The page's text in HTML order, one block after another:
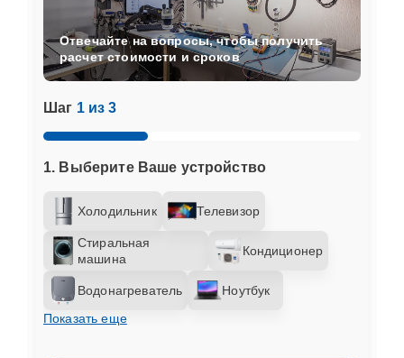
Шаг 1 из 3
1. Выберите Ваше устройство
Холодильник Телевизор
Стиральная
машина
Кондиционер
Водонагреватель
Ноутбук
Показать еще
Отвечайте на вопросы, чтобы получить
расчет стоимости и сроков